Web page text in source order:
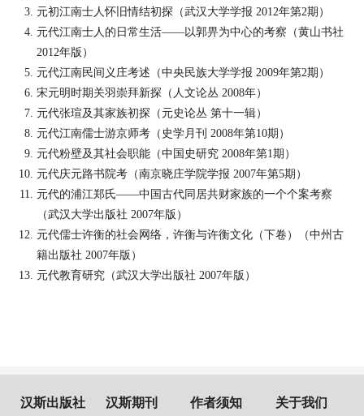
元初江南士人怀旧情结初探（武汉大学学报 2012年第2期）
元代江南士人的日常生活——以郭畀为中心的考察（黄山书社
2012年版）
元代江南民间义庄考述（中央民族大学学报 2009年第2期）
宋元明时期关羽崇拜新探（人文论丛 2008年）
元代张瑄及其家族初探（元史论丛 第十一辑）
元代江南儒士游京师考（史学月刊 2008年第10期）
元代粉壁及其社会职能（中国史研究 2008年第1期）
元代庆元路书院考（南京晓庄学院学报 2007年第5期）
元代的浦江郑氏——中国古代同居共财家族的一个个案考察
（武汉大学出版社 2007年版）
元代儒士许衡的社会网络，许衡与许衡文化（下卷）（中州古
籍出版社 2007年版）
元代教育研究（武汉大学出版社 2007年版）
汉斯出版社 汉斯期刊 作者须知 关于我们